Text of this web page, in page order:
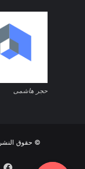
حجر هاشمى
© حقوق النشر 2026، جميع الحقوق محفوظة |